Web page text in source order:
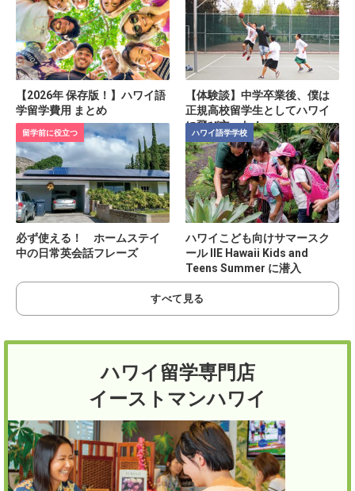
【2026年 保存版！】ハワイ語
学留学費用 まとめ
【体験談】中学卒業後、僕は
正規高校留学生としてハワイ
に飛び立った！
留学前に役立つ
必ず使える！ ホームステイ
中の日常英会話フレーズ
ハワイ語学学校
ハワイこども向けサマースク
ール IIE Hawaii Kids and
Teens Summer に潜入
すべて見る
ハワイ留学専門店
イーストマンハワイ